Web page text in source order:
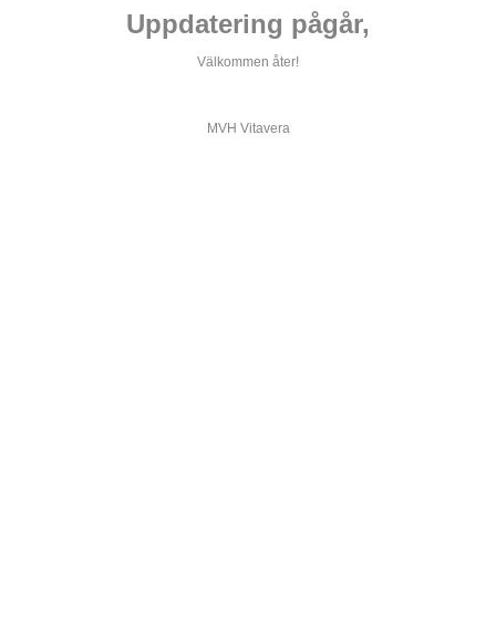
Uppdatering pågår,
Välkommen åter!
MVH Vitavera